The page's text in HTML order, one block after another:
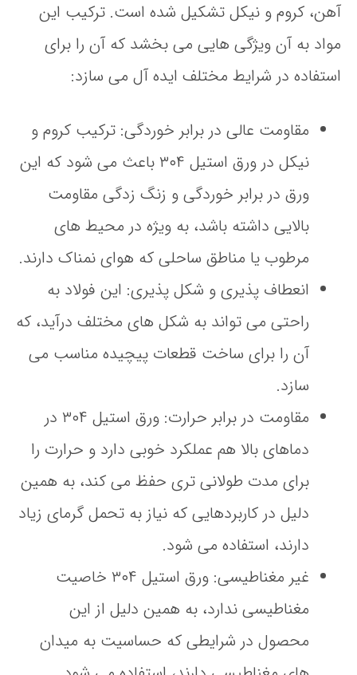
آهن، کروم و نیکل تشکیل شده است. ترکیب این
مواد به آن ویژگی‌ هایی می‌ بخشد که آن را برای
استفاده در شرایط مختلف ایده‌ آل می‌ سازد:
مقاومت عالی در برابر خوردگی: ترکیب کروم و
نیکل در ورق استیل ۳۰۴ باعث می‌ شود که این
ورق در برابر خوردگی و زنگ‌ زدگی مقاومت
بالایی داشته باشد، به ویژه در محیط‌ های
مرطوب یا مناطق ساحلی که هوای نمناک دارند.
انعطاف‌ پذیری و شکل‌ پذیری: این فولاد به
راحتی می‌ تواند به شکل‌ های مختلف درآید، که
آن را برای ساخت قطعات پیچیده مناسب می‌
سازد.
مقاومت در برابر حرارت
: ورق استیل ۳۰۴ در
دماهای بالا هم عملکرد خوبی دارد و حرارت را
برای مدت طولانی‌ تری حفظ می‌ کند، به همین
دلیل در کاربردهایی که نیاز به تحمل گرمای زیاد
دارند، استفاده می شود.
غیر مغناطیسی
: ورق استیل ۳۰۴ خاصیت
مغناطیسی ندارد، به همین دلیل از این
محصول در شرایطی که حساسیت به میدان‌